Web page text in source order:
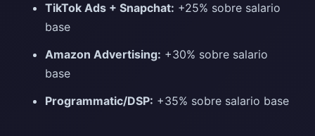
TikTok Ads + Snapchat: +25% sobre salario
base
Amazon Advertising: +30% sobre salario
base
Programmatic/DSP: +35% sobre salario base